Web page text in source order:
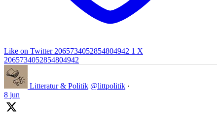
Like on Twitter 2065734052854804942 1 X
2065734052854804942
Litteratur & Politik @littpolitik ·
8 jun